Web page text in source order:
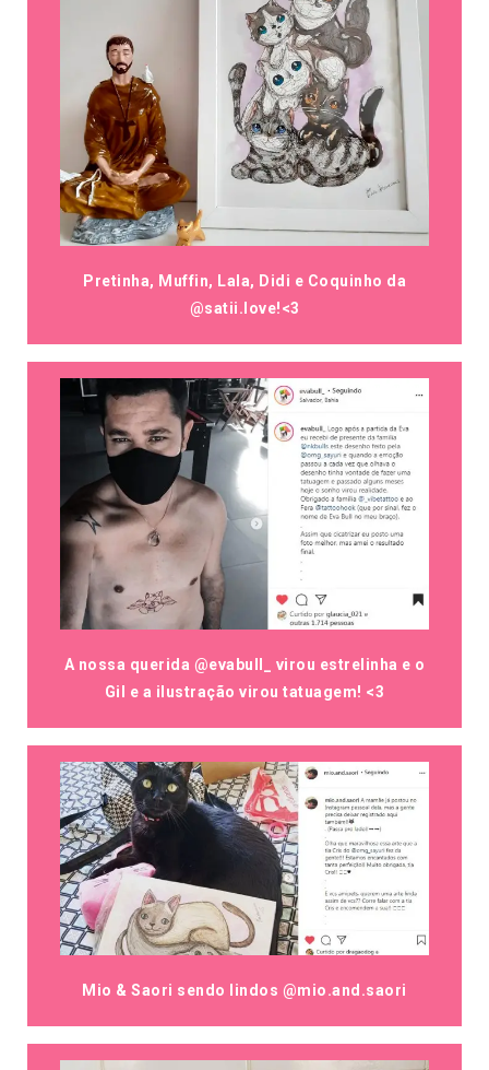
Pretinha, Muffin, Lala, Didi e Coquinho da
@satii.love!<3
A nossa querida @evabull_ virou estrelinha e o
Gil e a ilustração virou tatuagem! <3
Mio & Saori sendo lindos @mio.and.saori